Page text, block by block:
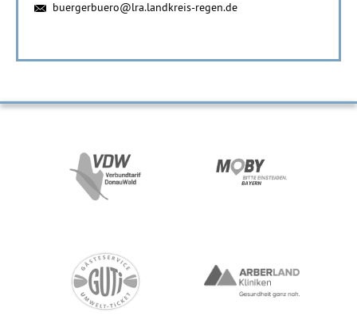
buergerbuero@lra.landkreis-regen.de